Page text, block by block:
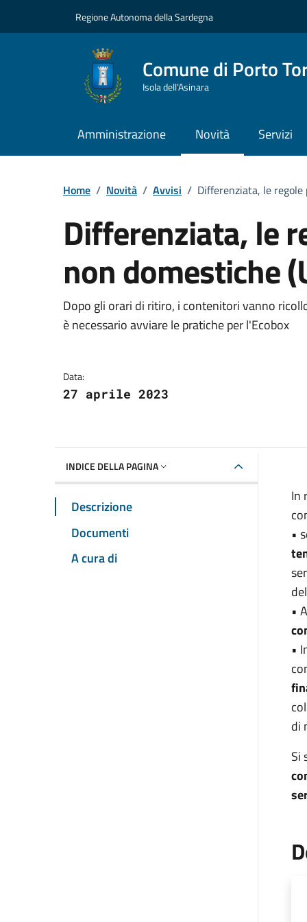
Regione Autonoma della Sardegna
Comune di Porto
Isola dell’Asinara
Amministrazione Novità Servizi
Home / Novità / Avvisi / Differenziata, le regole
Differenziata, le
non domestiche
Dettagli della notizia
Dopo gli orari di ritiro, i contenitori vanno
è necessario avviare le pratiche per l'Ecobox
Data:
27 aprile 2023
INDICE DELLA PAGINA
Descrizione
Documenti
A cura di
In
•
•
•
di
Si